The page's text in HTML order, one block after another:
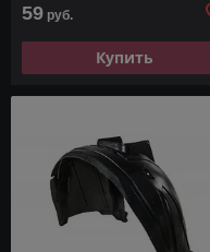
59 руб.
Купить